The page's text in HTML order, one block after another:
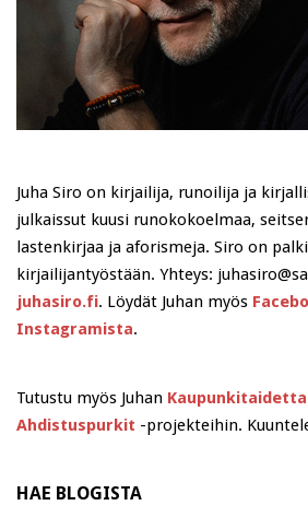
Juha Siro on kirjailija, runoilija ja
julkaissut kuusi runokokoelmaa,
lastenkirjaa ja aforismeja. Siro on
kirjailijantyöstään. Yhteys:
juhasiro.fi. Löydät Juhan myös
Instagramista.
Tutustu myös Juhan
Ahdistuspurkit -projekteihin.
HAE BLOGISTA